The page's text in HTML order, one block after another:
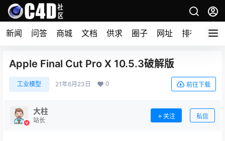
新闻 问答 商城 文档 供求 圈子 网址 排行榜
Apple Final Cut Pro X 10.5.3破解版
工业模型 21年6月23日 0 前往下载
大柱
站长
关注 私信